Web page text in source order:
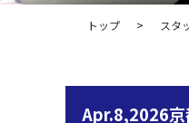
トップ スタ
Apr.8,2026京